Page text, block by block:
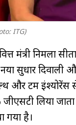
ITG)
मंत्री निर्मला
सुधार
और टर्म
जीएसटी लिया
गया है।